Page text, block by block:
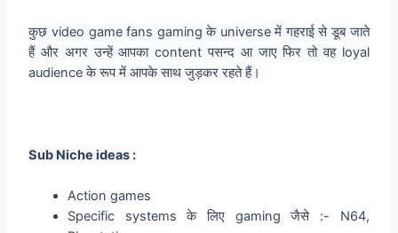
कुछ video game fans gaming के universe में गहराई से डूब जाते
हैं और अगर उन्हें आपका content पसन्द आ जाए फिर तो वह loyal
audience के रूप में आपके साथ जुड़कर रहते हैं।
Sub Niche ideas :
Action games
Specific systems के लिए gaming जैसे :- N64,